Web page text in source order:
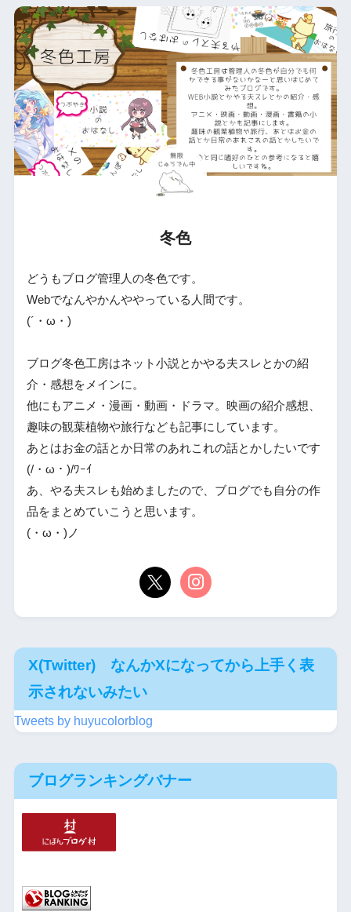
冬色
どうもブログ管理人の冬色です。
Webでなんやかんややっている人間です。
(´・ω・)
ブログ冬色工房はネット小説とかやる夫スレとかの紹
介・感想をメインに。
他にもアニメ・漫画・動画・ドラマ。映画の紹介感想、
趣味の観葉植物や旅行なども記事にしています。
あとはお金の話とか日常のあれこれの話とかしたいです
(/・ω・)/ﾜｰｲ
あ、やる夫スレも始めましたので、ブログでも自分の作
品をまとめていこうと思います。
(・ω・)ノ
X(Twitter) なんかXになってから上手く表
示されないみたい
Tweets by huyucolorblog
ブログランキングバナー